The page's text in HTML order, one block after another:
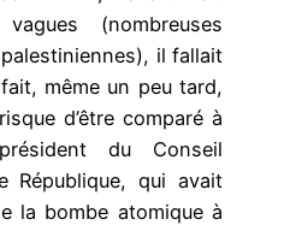
(nombreuses
il fallait
même un peu tard,
d’être comparé à
du Conseil
République, qui avait
bombe atomique à